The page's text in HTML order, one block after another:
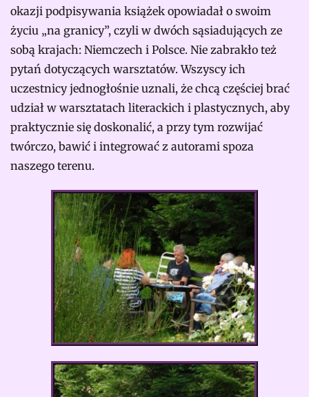
okazji podpisywania książek opowiadał o swoim
życiu „na granicy”, czyli w dwóch sąsiadujących ze
sobą krajach: Niemczech i Polsce. Nie zabrakło też
pytań dotyczących warsztatów. Wszyscy ich
uczestnicy jednogłośnie uznali, że chcą częściej brać
udział w warsztatach literackich i plastycznych, aby
praktycznie się doskonalić, a przy tym rozwijać
twórczo, bawić i integrować z autorami spoza
naszego terenu.